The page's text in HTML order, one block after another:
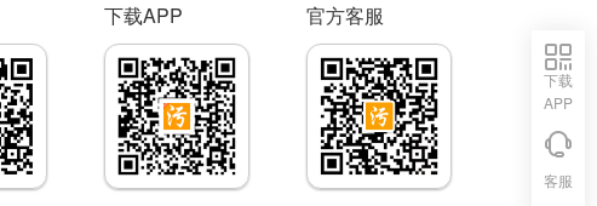
下载APP 官方客服
下载
APP
客服